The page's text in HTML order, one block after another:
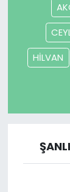
HİLVAN